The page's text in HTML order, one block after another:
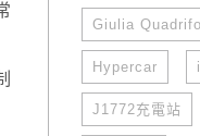
Giulia
Hypercar
J1772充電站